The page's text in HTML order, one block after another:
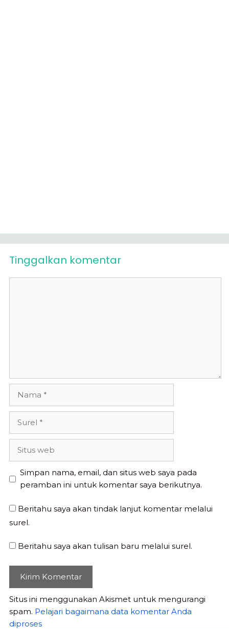
Tinggalkan komentar
Simpan nama, email, dan situs web saya pada
peramban ini untuk komentar saya berikutnya.
Beritahu saya akan tindak lanjut komentar melalui
surel.
Beritahu saya akan tulisan baru melalui surel.
Situs ini menggunakan Akismet untuk mengurangi
spam. Pelajari bagaimana data komentar Anda
diproses